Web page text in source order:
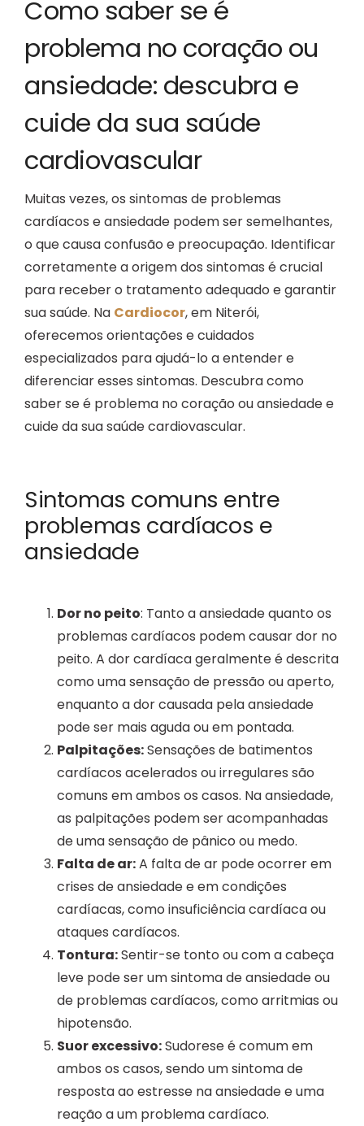
Como saber se é
problema no coração ou
ansiedade: descubra e
cuide da sua saúde
cardiovascular
Muitas vezes, os sintomas de problemas
cardíacos e ansiedade podem ser semelhantes,
o que causa confusão e preocupação. Identificar
corretamente a origem dos sintomas é crucial
para receber o tratamento adequado e garantir
sua saúde. Na Cardiocor, em Niterói,
oferecemos orientações e cuidados
especializados para ajudá-lo a entender e
diferenciar esses sintomas. Descubra como
saber se é problema no coração ou ansiedade e
cuide da sua saúde cardiovascular.
Sintomas comuns entre
problemas cardíacos e
ansiedade
Dor no peito: Tanto a ansiedade quanto os
problemas cardíacos podem causar dor no
peito. A dor cardíaca geralmente é descrita
como uma sensação de pressão ou aperto,
enquanto a dor causada pela ansiedade
pode ser mais aguda ou em pontada.
Palpitações:Sensações de batimentos
cardíacos acelerados ou irregulares são
comuns em ambos os casos. Na ansiedade,
as palpitações podem ser acompanhadas
de uma sensação de pânico ou medo.
Falta de ar:A falta de ar pode ocorrer em
crises de ansiedade e em condições
cardíacas, como insuficiência cardíaca ou
ataques cardíacos.
Tontura:Sentir-se tonto ou com a cabeça
leve pode ser um sintoma de ansiedade ou
de problemas cardíacos, como arritmias ou
hipotensão.
Suor excessivo:Sudorese é comum em
ambos os casos, sendo um sintoma de
resposta ao estresse na ansiedade e uma
reação a um problema cardíaco.